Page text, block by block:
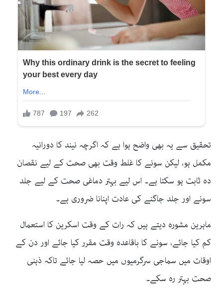
تحقیق سے یہ بھی واضح ہوا ہے کہ اگرچہ نیند کا دورانیہ
مکمل ہو، لیکن سونے کا غلط وقت بھی صحت کے لیے نقصان
دہ ثابت ہو سکتا ہے۔ اس لیے بہتر دماغی صحت کے لیے جلد
سونے اور جلد جاگنے کی عادت اپنانا ضروری ہے۔
ماہرین مشورہ دیتے ہیں کہ رات کے وقت اسکرین کا استعمال
کم کیا جائے، سونے کا باقاعدہ وقت مقرر کیا جائے اور دن کے
اوقات میں سماجی سرگرمیوں میں حصہ لیا جائے تاکہ ذہنی
صحت بہتر رہ سکے۔